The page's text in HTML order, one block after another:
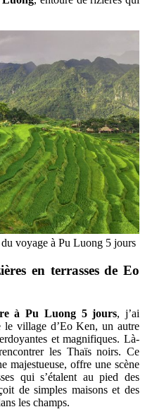
voyage à Pu Luong 5 jours
en terrasses de Eo
à Pu Luong 5 jours, j’ai
le village d’Eo Ken, un autre
et magnifiques. Là-
les Thaïs noirs. Ce
majestueuse, offre une scène
qui s’étalent au pied des
de simples maisons et des
les champs.